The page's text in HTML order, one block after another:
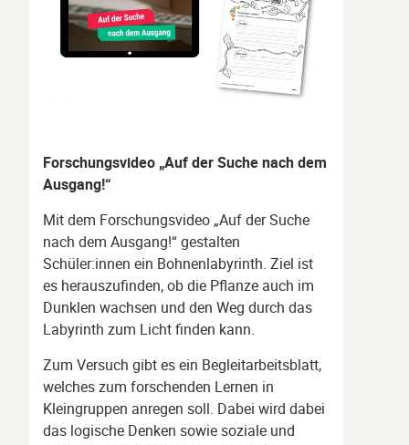
Forschungsvideo „Auf der Suche nach dem
Ausgang!“
Mit dem Forschungsvideo „Auf der Suche
nach dem Ausgang!“ gestalten
Schüler:innen ein Bohnenlabyrinth. Ziel ist
es herauszufinden, ob die Pflanze auch im
Dunklen wachsen und den Weg durch das
Labyrinth zum Licht finden kann.
Zum Versuch gibt es ein Begleitarbeitsblatt,
welches zum forschenden Lernen in
Kleingruppen anregen soll. Dabei wird dabei
das logische Denken sowie soziale und